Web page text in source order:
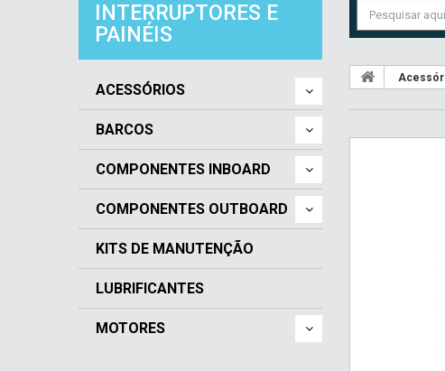
INTERRUPTORES E
PAINÉIS
ACESSÓRIOS
BARCOS
COMPONENTES INBOARD
COMPONENTES OUTBOARD
KITS DE MANUTENÇÃO
LUBRIFICANTES
MOTORES